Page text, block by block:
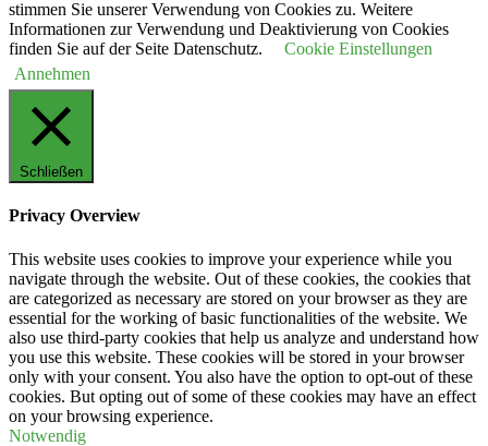
stimmen Sie unserer Verwendung von Cookies zu. Weitere
Informationen zur Verwendung und Deaktivierung von Cookies
finden Sie auf der Seite Datenschutz.
Cookie Einstellungen
Annehmen
Schließen
Privacy Overview
This website uses cookies to improve your experience while you
navigate through the website. Out of these cookies, the cookies that
are categorized as necessary are stored on your browser as they are
essential for the working of basic functionalities of the website. We
also use third-party cookies that help us analyze and understand how
you use this website. These cookies will be stored in your browser
only with your consent. You also have the option to opt-out of these
cookies. But opting out of some of these cookies may have an effect
on your browsing experience.
Notwendig